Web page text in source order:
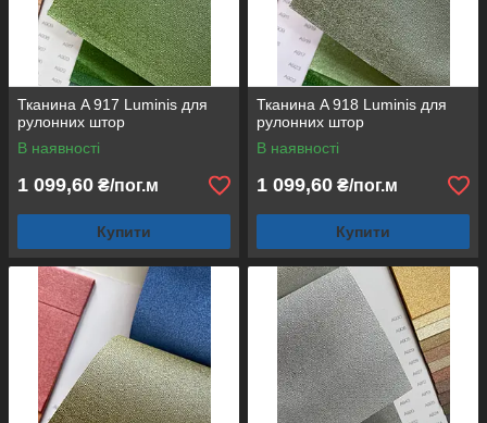
Тканина A 917 Luminis для
рулонних штор
В наявності
1 099,60 ₴/пог.м
Купити
Тканина A 918 Luminis для
рулонних штор
В наявності
1 099,60 ₴/пог.м
Купити